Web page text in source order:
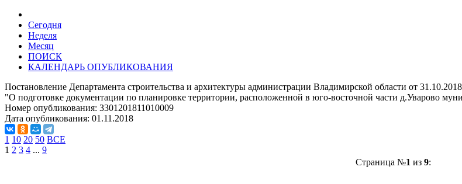
Сегодня
Неделя
Месяц
ПОИСК
КАЛЕНДАРЬ ОПУБЛИКОВАНИЯ
Постановление Департамента строительства и архитектуры администрации Владимирской области от
"О подготовке документации по планировке территории, расположенной в юго-восточной части д.Уварово
Номер опубликования: 3301201811010009
Дата опубликования: 01.11.2018
1 10 20 50 ВСЕ
1 2 3 4 ... 9
Страница №1 из 9: